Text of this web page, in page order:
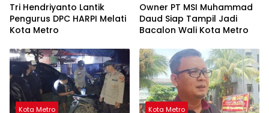
Tri Hendriyanto Lantik
Pengurus DPC HARPI Melati
Kota Metro
Owner PT MSI Muhammad
Daud Siap Tampil Jadi
Bacalon Wali Kota Metro
Kota Metro Kota Metro